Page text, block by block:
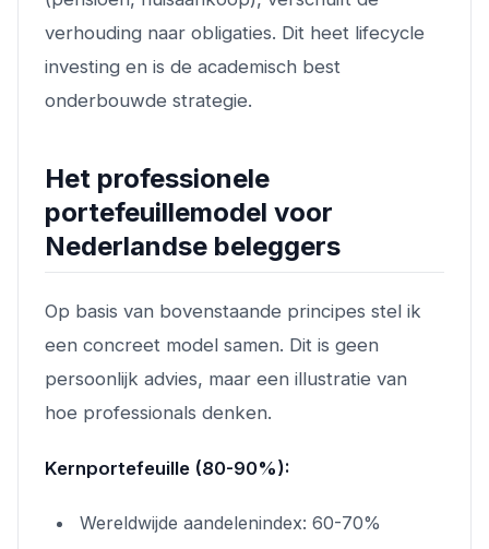
verhouding naar obligaties. Dit heet lifecycle
investing en is de academisch best
onderbouwde strategie.
Het professionele
portefeuillemodel voor
Nederlandse beleggers
Op basis van bovenstaande principes stel ik
een concreet model samen. Dit is geen
persoonlijk advies, maar een illustratie van
hoe professionals denken.
Kernportefeuille (80-90%):
Wereldwijde aandelenindex: 60-70%